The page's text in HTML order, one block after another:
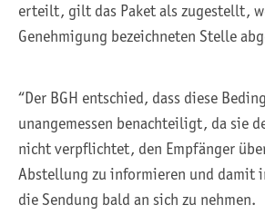
erteilt, gilt das Paket als zugestellt,
Genehmigung bezeichneten Stelle
“Der BGH entschied, dass diese
unangemessen benachteiligt, da sie
nicht verpflichtet, den Empfänger
Abstellung zu informieren und damit
die Sendung bald an sich zu nehmen.